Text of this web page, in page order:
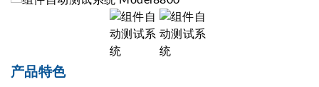
产品特色